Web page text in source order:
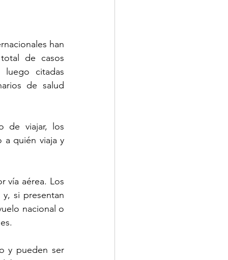
han
de casos
luego citadas
de salud
de viajar, los
a quién viaja y
vía aérea. Los
y, si presentan
nacional o
y pueden ser